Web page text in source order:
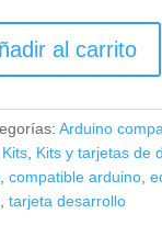
al carrito
Arduino
Kits, Kits y tarjetas de
compatible arduino,
tarjeta desarrollo